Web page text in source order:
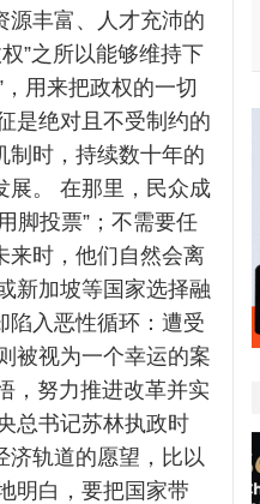
源丰富、人才充沛的
”之所以能够维持下
用来把政权的一切
是绝对且不受制约的
制时，持续数十年的
展。 在那里，民众成
脚投票”；不需要任
来时，他们自然会离
新加坡等国家选择融
陷入恶性循环：遭受
被视为一个幸运的案
，努力推进改革并实
总书记苏林执政时
济轨道的愿望，比以
明白，要把国家带